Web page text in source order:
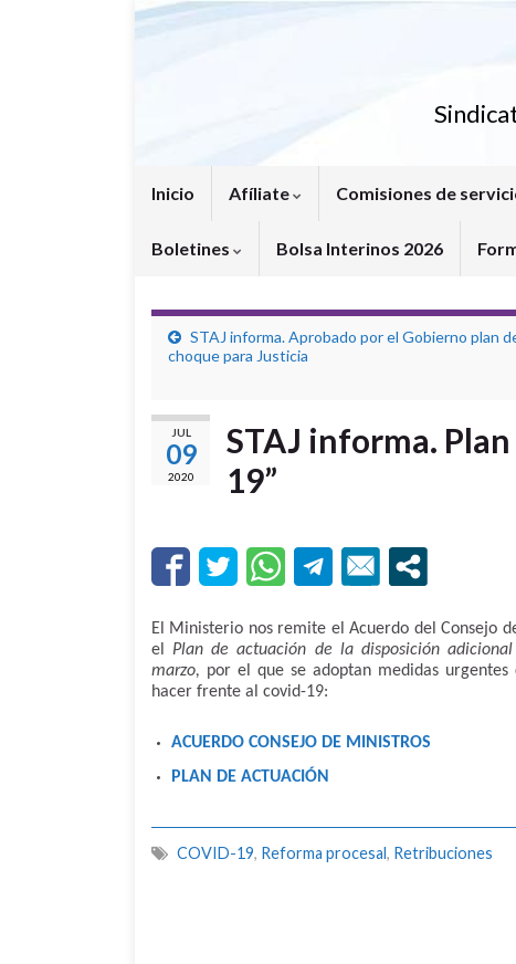
Inicio Afíliate Comisiones de
Boletines Bolsa Interinos 2026
STAJ informa. Aprobado por el Gobierno plan
choque para Justicia
JUL
09
2020
STAJ informa.
19”
El Ministerio nos remite el Acuerdo del Consejo
el Plan de actuación de la disposición
marzo, por el que se adoptan medidas
hacer frente al covid-19:
ACUERDO CONSEJO DE MINISTROS
PLAN DE ACTUACIÓN
COVID-19, Reforma procesal, Retribuciones